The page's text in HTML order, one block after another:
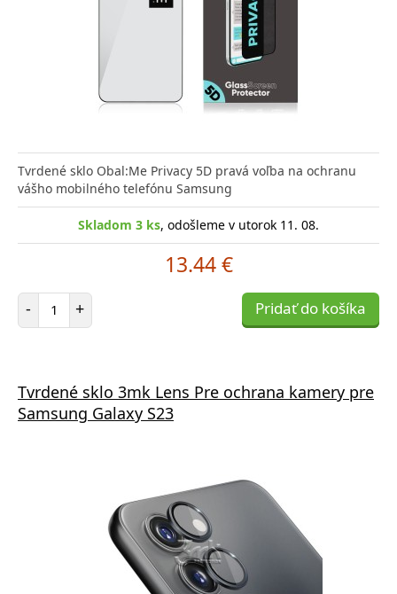
Tvrdené sklo Obal:Me Privacy 5D pravá voľba na ochranu
vášho mobilného telefónu Samsung
Skladom 3 ks, odošleme v utorok 11. 08.
13.44 €
- Počet položiek
+ Pridať do košíka
Tvrdené sklo 3mk Lens Pre ochrana kamery pre
Samsung Galaxy S23